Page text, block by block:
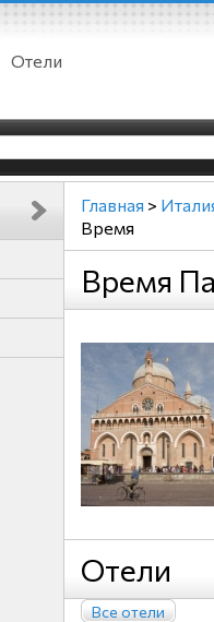
Отели
Главная >
Время
Время
Отели
Все отели